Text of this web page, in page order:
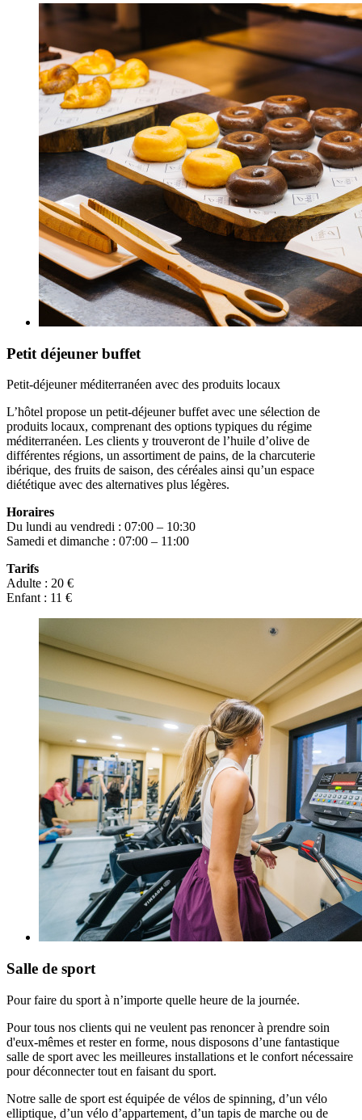
Petit déjeuner buffet
Petit-déjeuner méditerranéen avec des produits locaux
L’hôtel propose un petit-déjeuner buffet avec une sélection de
produits locaux, comprenant des options typiques du régime
méditerranéen. Les clients y trouveront de l’huile d’olive de
différentes régions, un assortiment de pains, de la charcuterie
ibérique, des fruits de saison, des céréales ainsi qu’un espace
diététique avec des alternatives plus légères.
Horaires
Du lundi au vendredi : 07:00 – 10:30
Samedi et dimanche : 07:00 – 11:00
Tarifs
Adulte : 20 €
Enfant : 11 €
Salle de sport
Pour faire du sport à n’importe quelle heure de la journée.
Pour tous nos clients qui ne veulent pas renoncer à prendre soin
d'eux-mêmes et rester en forme, nous disposons d’une fantastique
salle de sport avec les meilleures installations et le confort nécessaire
pour déconnecter tout en faisant du sport.
Notre salle de sport est équipée de vélos de spinning, d’un vélo
elliptique, d’un vélo d’appartement, d’un tapis de marche ou de